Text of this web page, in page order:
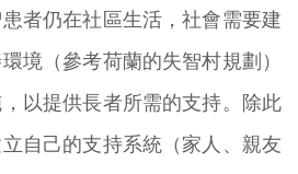
者仍在社區生活，社會需要建
境（參考荷蘭的失智村規劃）
以提供長者所需的支持。除此
自己的支持系統（家人、親友